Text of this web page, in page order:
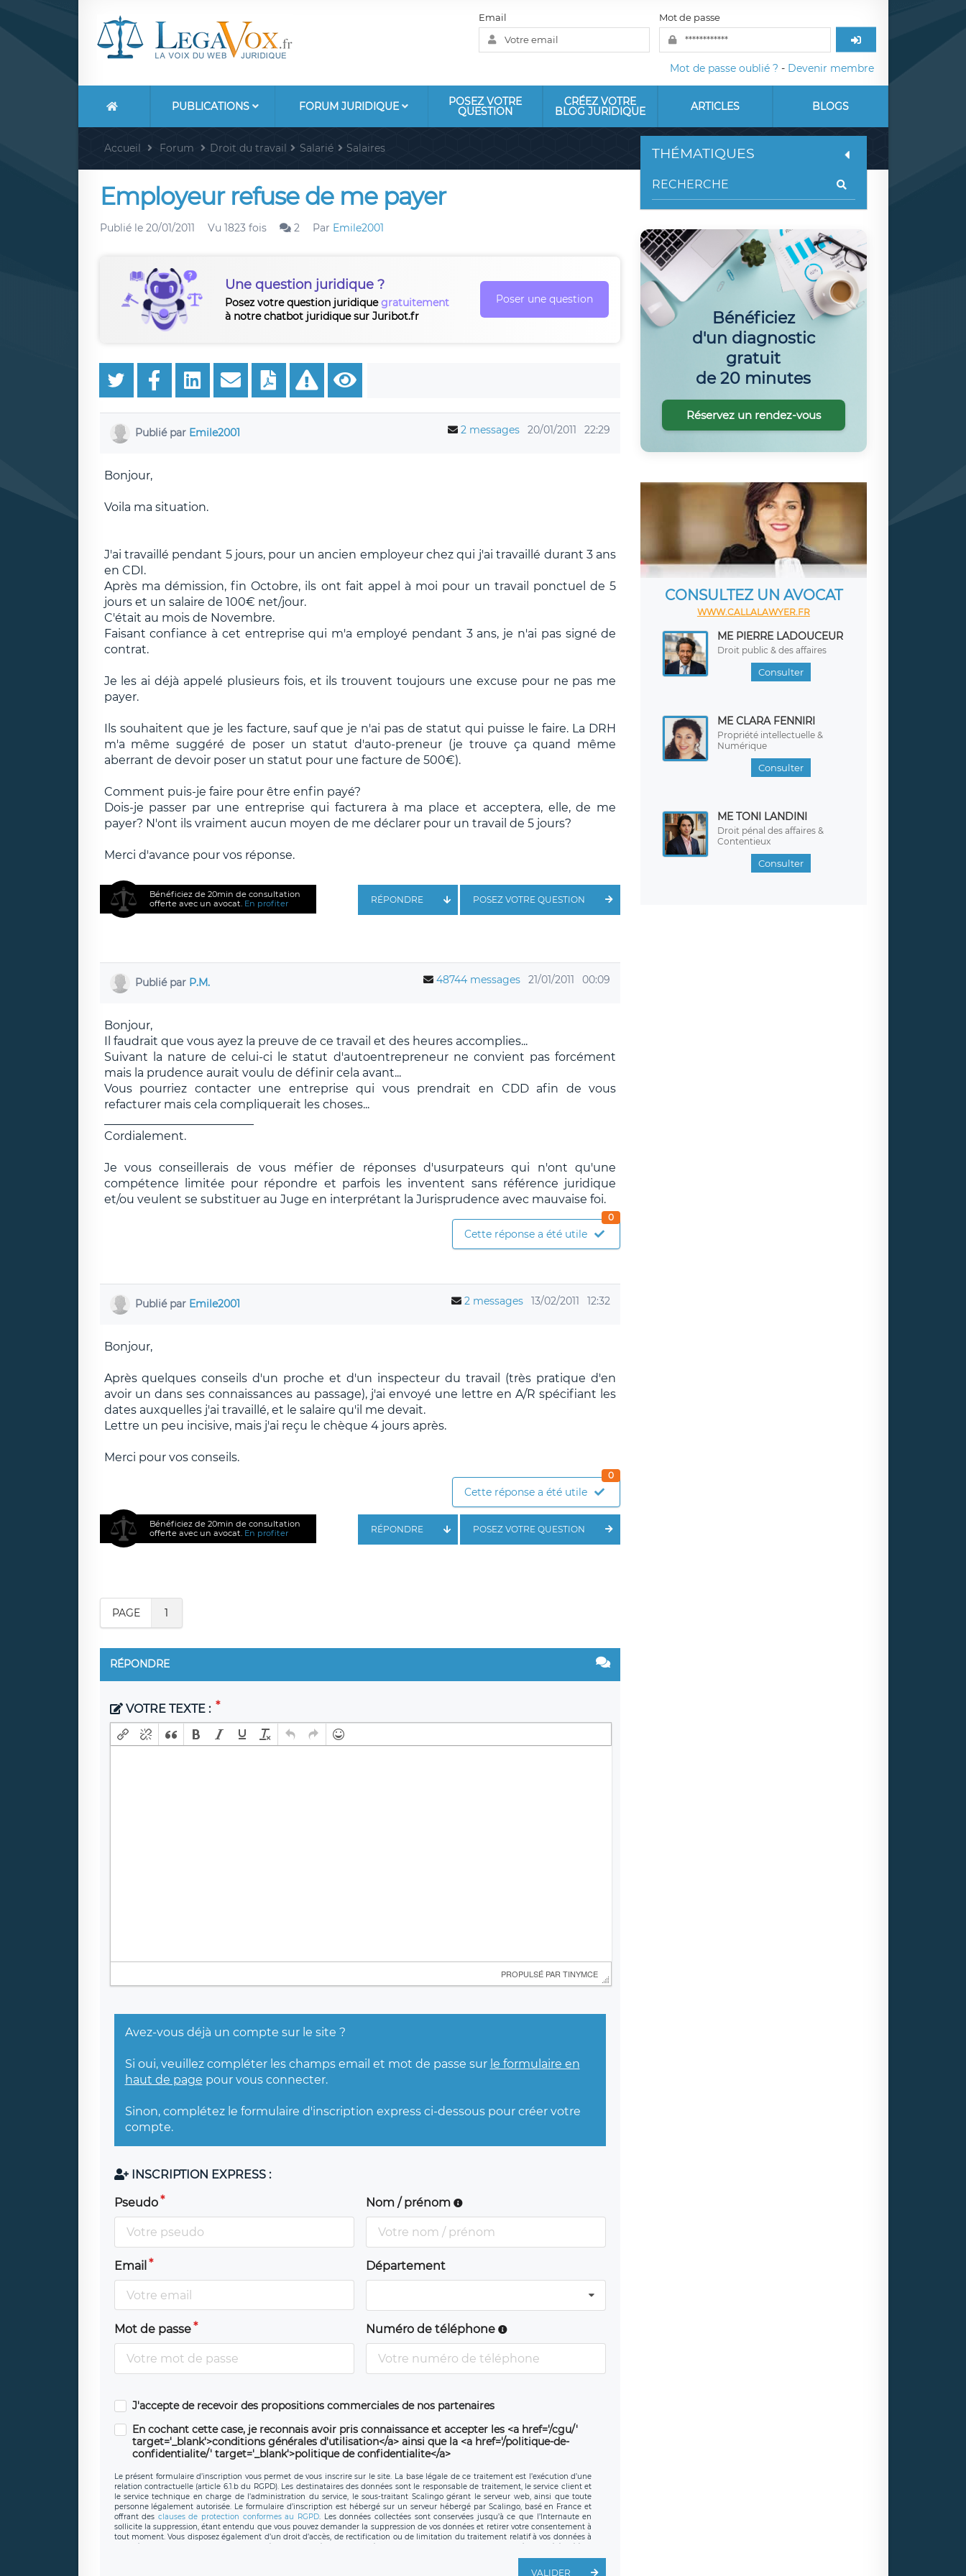
Email Mot de passe
Mot de passe oublié ? - Devenir membre
PUBLICATIONS FORUM JURIDIQUE POSEZ VOTRE
QUESTION
CRÉEZ VOTRE
BLOG JURIDIQUE ARTICLES BLOGS
Accueil Forum Droit du travail Salarié Salaires
Employeur refuse de me payer
Publié le 20/01/2011 Vu 1823 fois 2 Par Emile2001
Une question juridique ?
Posez votre question juridiquegratuitement
à notre chatbot juridique sur Juribot.fr
Poser une question
Publié par Emile2001 2 messages 20/01/2011 22:29
Bonjour,
Voila ma situation.
J'ai travaillé pendant 5 jours, pour un ancien employeur chez qui j'ai travaillé durant 3 ans
en CDI.
Après ma démission, fin Octobre, ils ont fait appel à moi pour un travail ponctuel de 5
jours et un salaire de 100€ net/jour.
C'était au mois de Novembre.
Faisant confiance à cet entreprise qui m'a employé pendant 3 ans, je n'ai pas signé de
contrat.
Je les ai déjà appelé plusieurs fois, et ils trouvent toujours une excuse pour ne pas me
payer.
Ils souhaitent que je les facture, sauf que je n'ai pas de statut qui puisse le faire. La DRH
m'a même suggéré de poser un statut d'auto-preneur (je trouve ça quand même
aberrant de devoir poser un statut pour une facture de 500€).
Comment puis-je faire pour être enfin payé?
Dois-je passer par une entreprise qui facturera à ma place et acceptera, elle, de me
payer? N'ont ils vraiment aucun moyen de me déclarer pour un travail de 5 jours?
Merci d'avance pour vos réponse.
Bénéficiez de 20min de consultation
offerte avec un avocat. En profiter POSEZ VOTRE QUESTION
RÉPONDRE
Publié par P.M. 48744 messages 21/01/2011 00:09
Bonjour,
Il faudrait que vous ayez la preuve de ce travail et des heures accomplies...
Suivant la nature de celui-ci le statut d'autoentrepreneur ne convient pas forcément
mais la prudence aurait voulu de définir cela avant...
Vous pourriez contacter une entreprise qui vous prendrait en CDD afin de vous
refacturer mais cela compliquerait les choses...
Cordialement.
Je vous conseillerais de vous méfier de réponses d'usurpateurs qui n'ont qu'une
compétence limitée pour répondre et parfois les inventent sans référence juridique
et/ou veulent se substituer au Juge en interprétant la Jurisprudence avec mauvaise foi.
Cette réponse a été utile
0
Publié par Emile2001 2 messages 13/02/2011 12:32
Bonjour,
Après quelques conseils d'un proche et d'un inspecteur du travail (très pratique d'en
avoir un dans ses connaissances au passage), j'ai envoyé une lettre en A/R spécifiant les
dates auxquelles j'ai travaillé, et le salaire qu'il me devait.
Lettre un peu incisive, mais j'ai reçu le chèque 4 jours après.
Merci pour vos conseils.
Cette réponse a été utile
0
Bénéficiez de 20min de consultation
offerte avec un avocat. En profiter POSEZ VOTRE QUESTION
RÉPONDRE
PAGE 1
RÉPONDRE
VOTRE TEXTE :
PROPULSÉ PAR TINYMCE
Avez-vous déjà un compte sur le site ?
Si oui, veuillez compléter les champs email et mot de passe sur le formulaire en
haut de page pour vous connecter.
Sinon, complétez le formulaire d'inscription express ci-dessous pour créer votre
compte.
INSCRIPTION EXPRESS :
Pseudo Nom / prénom
Email Département
Mot de passe Numéro de téléphone
J'accepte de recevoir des propositions commerciales de nos partenaires
En cochant cette case, je reconnais avoir pris connaissance et accepter les <a href='/cgu/'
target='_blank'>conditions générales d'utilisation</a> ainsi que la <a href='/politique-de-
confidentialite/' target='_blank'>politique de confidentialite</a>
Le présent formulaire d’inscription vous permet de vous inscrire sur le site. La base légale de ce traitement est l’exécution d’une
relation contractuelle (article 6.1.b du RGPD). Les destinataires des données sont le responsable de traitement, le service client et
le service technique en charge de l’administration du service, le sous-traitant Scalingo gérant le serveur web, ainsi que toute
personne légalement autorisée. Le formulaire d’inscription est hébergé sur un serveur hébergé par Scalingo, basé en France et
offrant des clauses de protection conformes au RGPD. Les données collectées sont conservées jusqu’à ce que l’Internaute en
sollicite la suppression, étant entendu que vous pouvez demander la suppression de vos données et retirer votre consentement à
tout moment. Vous disposez également d’un droit d’accès, de rectification ou de limitation du traitement relatif à vos données à
caractère personnel, ainsi que d’un droit à la portabilité de vos données. Vous pouvez exercer ces droits auprès du délégué à la
protection des données de LÉGAVOX qui exerce au siège social de LÉGAVOX et est joignable à l’adresse mail suivante :
VALIDER
THÉMATIQUES
Bénéficiez
d'un diagnostic
gratuit
de 20 minutes
Réservez un rendez-vous
CONSULTEZ UN AVOCAT
WWW.CALLALAWYER.FR
ME PIERRE LADOUCEUR
Droit public & des affaires
Consulter
ME CLARA FENNIRI
Propriété intellectuelle &
Numérique
Consulter
ME TONI LANDINI
Droit pénal des affaires &
Contentieux
Consulter